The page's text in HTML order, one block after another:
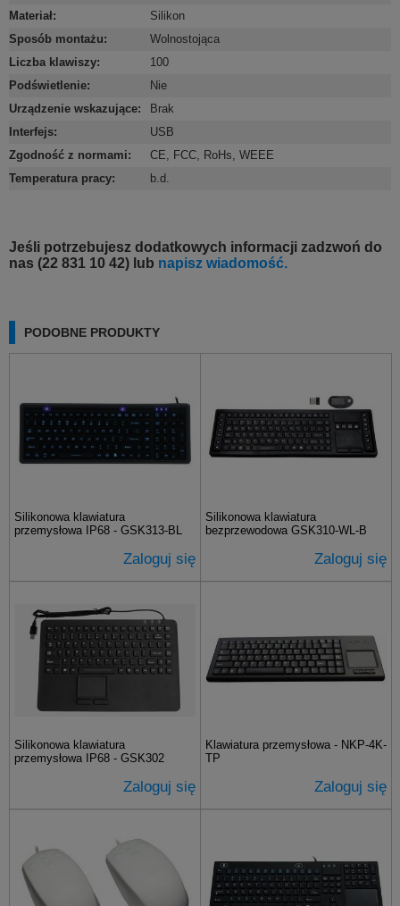
Materiał:
Silikon
Sposób montażu:
Wolnostojąca
Liczba klawiszy:
100
Podświetlenie:
Nie
Urządzenie wskazujące:
Brak
Interfejs:
USB
Zgodność z normami: CE, FCC, RoHs, WEEE
Temperatura pracy: b.d.
Jeśli potrzebujesz dodatkowych informacji zadzwoń do
nas (22 831 10 42) lub napisz wiadomość.
PODOBNE PRODUKTY
Silikonowa klawiatura
przemysłowa IP68 - GSK313-BL
Zaloguj się
Silikonowa klawiatura
bezprzewodowa GSK310-WL-B
Zaloguj się
Silikonowa klawiatura
przemysłowa IP68 - GSK302
Zaloguj się
Klawiatura przemysłowa - NKP-4K-
TP
Zaloguj się